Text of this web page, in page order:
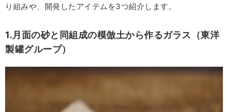
り組みや、開発したアイテムを3つ紹介します。
1.月面の砂と同組成の模倣土から作るガラス（東洋
製罐グループ）